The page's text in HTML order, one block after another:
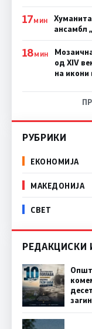
17МИН
ансамбл
18МИН
од XIV
на
РУБРИКИ
ЕКОНОМИЈА
МАКЕДОНИЈА
СВЕТ
РЕДАКЦИСКИ